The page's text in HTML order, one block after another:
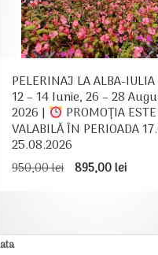
PELERINAJ LA ALBA-IULIA
12 – 14 Iunie, 26 – 28
2026 | PROMOȚIA ESTE
VALABILĂ ÎN PERIOADA
25.08.2026
950,00lei Prețul
895,00leiPrețul